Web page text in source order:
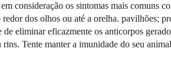
consideração os sintomas mais comuns
dos olhos ou até a orelha. pavilhões;
eliminar eficazmente os anticorpos
Tente manter a imunidade do seu